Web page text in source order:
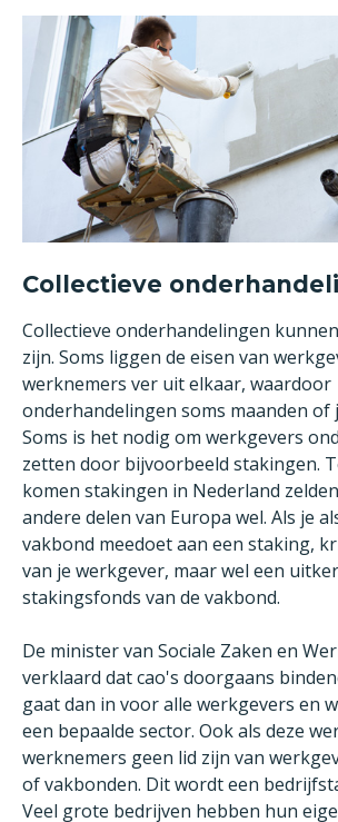
Collectieve
Collectieve onderhandelingen
zijn. Soms liggen de eisen van
werknemers ver uit elkaar, waardoor
onderhandelingen soms maanden of
Soms is het nodig om werkgevers
zetten door bijvoorbeeld stakingen.
komen stakingen in Nederland
andere delen van Europa wel. Als je
vakbond meedoet aan een staking,
van je werkgever, maar wel een
stakingsfonds van de vakbond.
De minister van Sociale Zaken en
verklaard dat cao's doorgaans
gaat dan in voor alle werkgevers en
een bepaalde sector. Ook als deze
werknemers geen lid zijn van
of vakbonden. Dit wordt een
Veel grote bedrijven hebben hun